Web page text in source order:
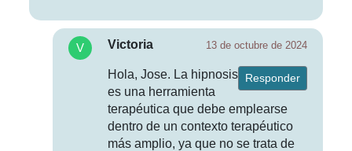
13 de octubre de 2024
Victoria
Responder
Hola, Jose. La hipnosis
es una herramienta
terapéutica que debe emplearse
dentro de un contexto terapéutico
más amplio, ya que no se trata de